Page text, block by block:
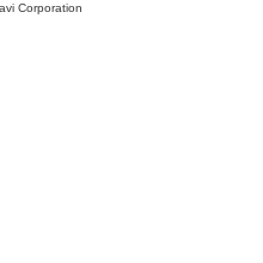
Corporation